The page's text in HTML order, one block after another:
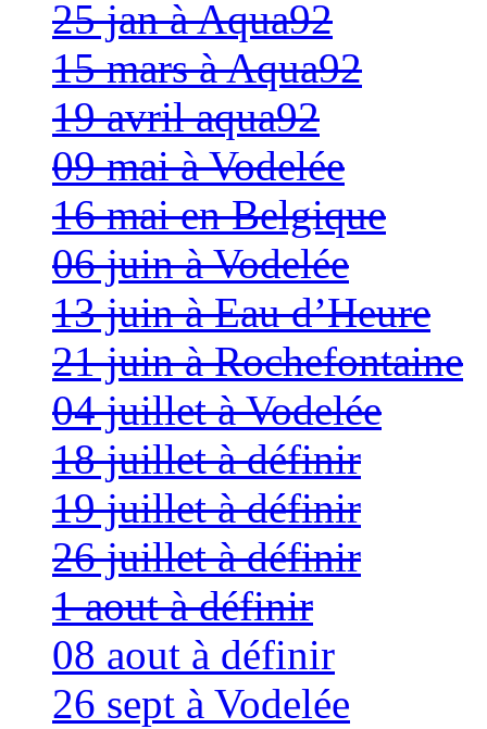
25 jan à Aqua92
15 mars à Aqua92
19 avril aqua92
09 mai à Vodelée
16 mai en Belgique
06 juin à Vodelée
13 juin à Eau d’Heure
21 juin à Rochefontaine
04 juillet à Vodelée
18 juillet à définir
19 juillet à définir
26 juillet à définir
1 aout à définir
08 aout à définir
26 sept à Vodelée